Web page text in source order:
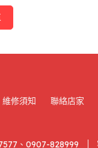
維修須知 聯絡店家
、0907-828999